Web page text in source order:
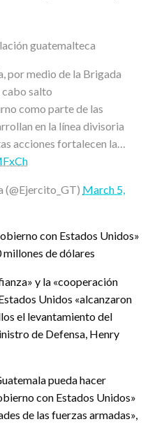
guatemalteca
por medio de la Brigada
cabo salto
como parte de las
en la línea divisoria
acciones fortalecen la…
(@Ejercito_GT) March 5,
con Estados Unidos»
de dólares
y la «cooperación
Unidos «alcanzaron
el levantamiento del
de Defensa, Henry
pueda hacer
con Estados Unidos»
de las fuerzas armadas»,